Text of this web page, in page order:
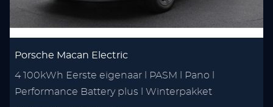
Porsche Macan Electric
4 100kWh Eerste eigenaar l PASM l Pano l
Performance Battery plus l Winterpakket